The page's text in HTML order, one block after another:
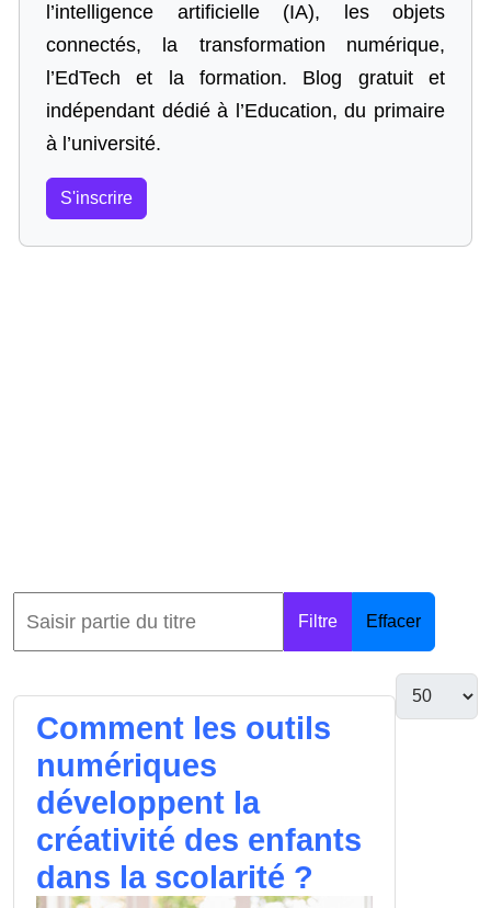
l’intelligence artificielle (IA), les objets
connectés, la transformation numérique,
l’EdTech et la formation. Blog gratuit et
indépendant dédié à l’Education, du primaire
à l’université.
S'inscrire
Filtre Effacer
Comment les outils
numériques
développent la
créativité des enfants
dans la scolarité ?